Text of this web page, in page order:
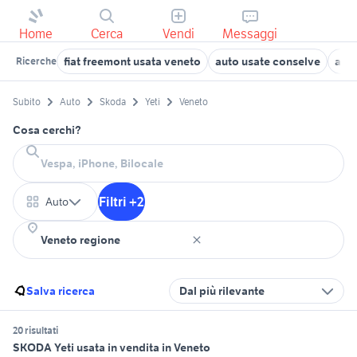
Home Cerca Vendi Messaggi
Ricerche fiat freemont usata veneto auto usate conselve
Subito Auto Skoda Yeti Veneto
Cosa cerchi?
Auto Filtri +2
Salva ricerca Dal più rilevante
20 risultati
SKODA Yeti usata in vendita in Veneto